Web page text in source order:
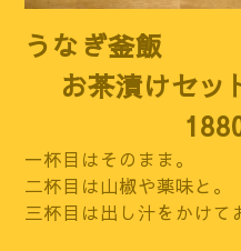
うなぎ釜飯
お茶漬けセッ
1880円(
一杯目はそのまま。
二杯目は山椒や薬味と。
三杯目は出し汁をかけ